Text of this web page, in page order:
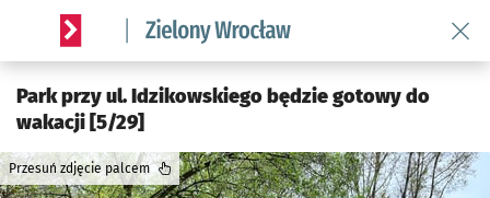
Serwis informacyjny wroclaw.pl podserwis: Środowisko we
Park przy ul. Idzikowskiego będzie gotowy do
wakacji [5/29]
Przesuń zdjęcie palcem